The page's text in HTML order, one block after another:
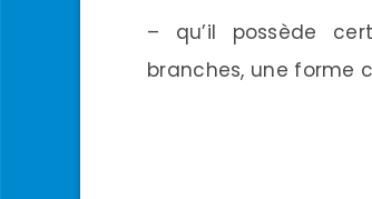
– qu’il possède
branches, une forme